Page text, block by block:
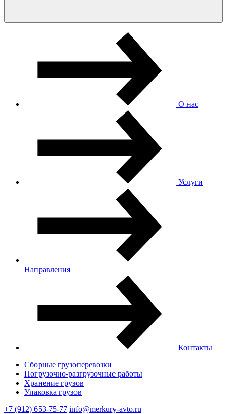
О нас
Услуги
Направления
Контакты
Сборные грузоперевозки
Погрузочно-разгрузочные работы
Хранение грузов
Упаковка грузов
+7 (912) 653-75-77 info@merkury-avto.ru